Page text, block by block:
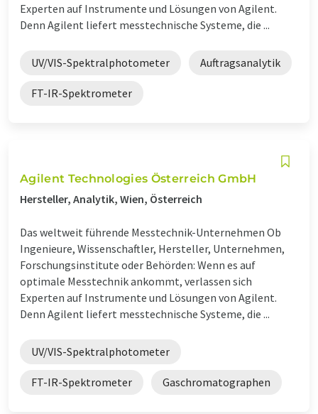
Experten auf Instrumente und Lösungen von Agilent.
Denn Agilent liefert messtechnische Systeme, die ...
UV/VIS-Spektralphotometer Auftragsanalytik
FT-IR-Spektrometer
Agilent Technologies Österreich GmbH
Hersteller, Analytik, Wien, Österreich
Das weltweit führende Messtechnik-Unternehmen Ob
Ingenieure, Wissenschaftler, Hersteller, Unternehmen,
Forschungsinstitute oder Behörden: Wenn es auf
optimale Messtechnik ankommt, verlassen sich
Experten auf Instrumente und Lösungen von Agilent.
Denn Agilent liefert messtechnische Systeme, die ...
UV/VIS-Spektralphotometer
FT-IR-Spektrometer Gaschromatographen